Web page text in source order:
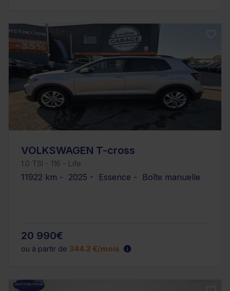
VOLKSWAGEN T-cross
1.0 TSI - 116 - Life
11922 km - 2025 - Essence - Boîte manuelle
20 990€
ou à partir de 344.3 €/mois